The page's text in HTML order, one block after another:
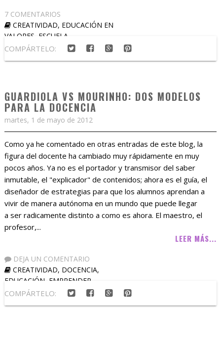
7 COMENTARIOS
CREATIVIDAD, EDUCACIÓN EN
VALORES ESCUELA
COMPÁRTELO:
GUARDIOLA VS MOURINHO: DOS MODELOS
PARA LA DOCENCIA
martes, 1 de mayo de 2012
Como ya he comentado en otras entradas de este blog, la
figura del docente ha cambiado muy rápidamente en muy
pocos años. Ya no es el portador y transmisor del saber
inmutable, el "explicador" de contenidos; ahora es el guía, el
diseñador de estrategias para que los alumnos aprendan a
vivir de manera autónoma en un mundo que puede llegar
a ser radicamente distinto a como es ahora. El maestro, el
profesor,...
LEER MÁS...
DEJA UN COMENTARIO
CREATIVIDAD, DOCENCIA,
EDUCACIÓN EMPRENDER
COMPÁRTELO: